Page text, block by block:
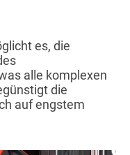
es, die
alle komplexen
die
auf engstem